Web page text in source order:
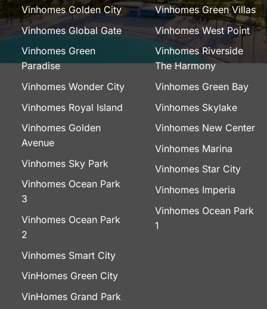
Vinhomes Golden City
Vinhomes Global Gate
Vinhomes Green
Paradise
Vinhomes Wonder City
Vinhomes Royal Island
Vinhomes Golden
Avenue
Vinhomes Sky Park
Vinhomes Ocean Park
3
Vinhomes Ocean Park
2
Vinhomes Smart City
VinHomes Green City
VinHomes Grand Park
Vinhomes Green Villas
Vinhomes West Point
Vinhomes Riverside
The Harmony
Vinhomes Green Bay
Vinhomes Skylake
Vinhomes New Center
Vinhomes Marina
Vinhomes Star City
Vinhomes Imperia
Vinhomes Ocean Park
1